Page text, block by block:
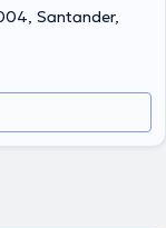
una formación
diferentes
Santander,